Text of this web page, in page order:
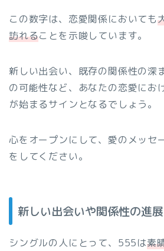
この数字は、恋愛関係においても
訪れることを示唆しています。
新しい出会い、既存の関係性の深
の可能性など、あなたの恋愛にお
が始まるサインとなるでしょう。
心をオープンにして、愛のメッセ
をしてください。
新しい出会いや関係性の進展
シングルの人にとって、555は素